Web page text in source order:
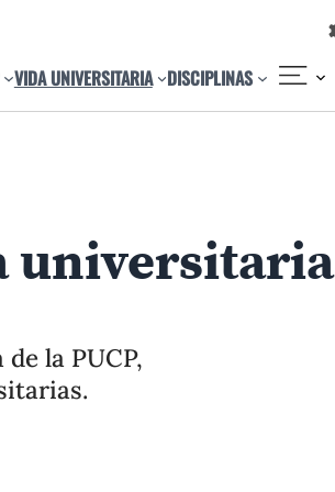
VIDA UNIVERSITARIA DISCIPLINAS
universitaria
la PUCP,